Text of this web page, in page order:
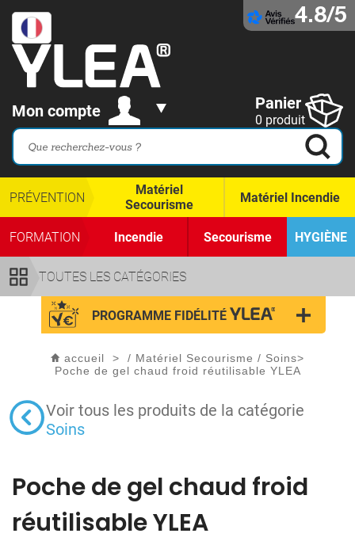
4.8/5
Mon compte Panier
0 produit
TOUTES LES CATÉGORIES
PRÉVENTION
Matériel
Secourisme
Matériel Incendie
FORMATION Incendie Secourisme HYGIÈNE
PROGRAMME FIDÉLITÉ
accueil > / Matériel Secourisme / Soins>
Poche de gel chaud froid réutilisable YLEA
Voir tous les produits de la catégorie
Soins
Poche de gel chaud froid
réutilisable YLEA